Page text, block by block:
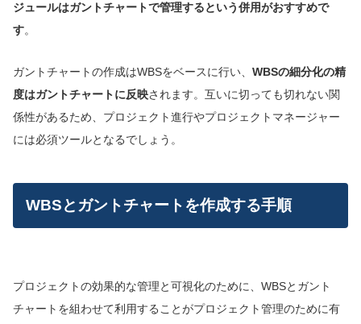
ジュールはガントチャートで管理するという併用がおすすめで
す。
ガントチャートの作成はWBSをベースに行い、 WBSの細分化の精
度はガントチャートに反映されます。互いに切っても切れない関
係性があるため、プロジェクト進行やプロジェクトマネージャー
には必須ツールとなるでしょう。
WBSとガントチャートを作成する手順
プロジェクトの効果的な管理と可視化のために、WBSとガント
チャートを組わせて利用することがプロジェクト管理のために有